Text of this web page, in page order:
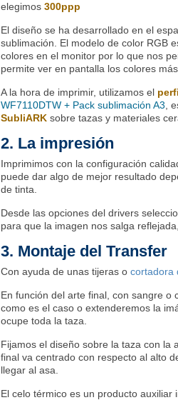
elegimos 300ppp
El diseño se ha desarrollado en el
sublimación. El modelo de color RGB
colores en el monitor por lo que nos
permite ver en pantalla los colores
A la hora de imprimir, utilizamos el
WF7110DTW + Pack sublimación A3 ,
SubliARK sobre tazas y materiales
2. La impresión
Imprimimos con la configuración
puede dar algo de mejor resultado
de tinta.
Desde las opciones del drivers
para que la imagen nos salga
3. Montaje del Transfer
Con ayuda de unas tijeras o cortadora
En función del arte final, con sangre o
como es el caso o extenderemos la
ocupe toda la taza.
Fijamos el diseño sobre la taza con la
final va centrado con respecto al alto
llegar al asa.
El celo térmico es un producto